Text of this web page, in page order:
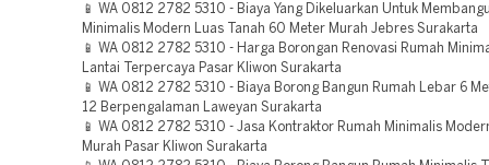
📱 WA 0812 2782 5310 - Biaya Yang Dikeluarkan Untuk
Minimalis Modern Luas Tanah 60 Meter Murah Jebres Surakarta
📱 WA 0812 2782 5310 - Harga Borongan Renovasi Rumah
Lantai Terpercaya Pasar Kliwon Surakarta
📱 WA 0812 2782 5310 - Biaya Borong Bangun Rumah Lebar 6
12 Berpengalaman Laweyan Surakarta
📱 WA 0812 2782 5310 - Jasa Kontraktor Rumah Minimalis
Murah Pasar Kliwon Surakarta